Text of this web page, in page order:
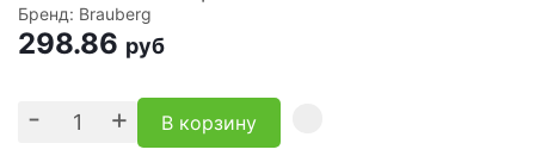
Бренд: Brauberg
298.86 руб
- + В корзину